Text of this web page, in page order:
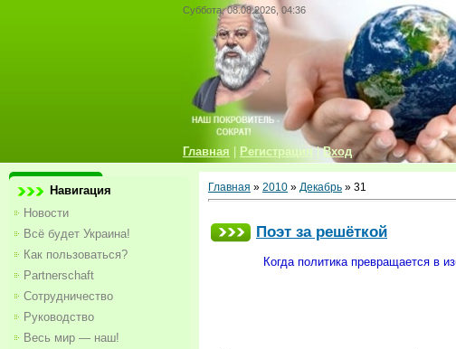
Суббота, 08.08.2026, 04:36
Главная Регистрация|Вход
Навигация
Новости
Всё будет Украина!
Как пользоваться?
Partnerschaft
Сотрудничество
Руководство
Весь мир — наш!
Главная » 2010 » Декабрь » 31
Поэт за решёткой
Когда политика превращается в